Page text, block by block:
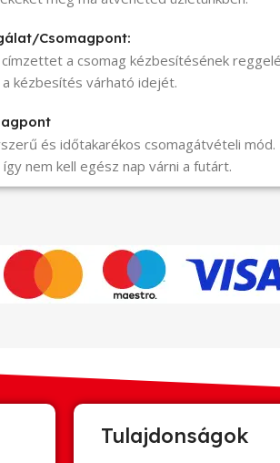
Csomagpont:
a csomag kézbesítésének
kézbesítés várható idejét.
és időtakarékos csomagátvételi
nem kell egész nap várni a futárt.
Tulajdonságok